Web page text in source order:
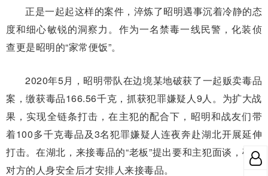
正是一起起这样的案件，淬炼了昭明遇事沉着冷静的态
度和细心敏锐的洞察力。作为一名禁毒一线民警，化装侦
查更是昭明的“家常便饭”。
2020年5月，昭明带队在边境某地破获了一起贩卖毒品
案，缴获毒品166.56千克，抓获犯罪嫌疑人9人。为扩大战
果，实现全链条打击，在主犯的配合下，昭明和战友们带
着100多千克毒品及3名犯罪嫌疑人连夜奔赴湖北开展延伸
打击。在湖北，来接毒品的“老板”提出要和主犯面谈，确保
对方的人身安全后才安排人来接毒品。